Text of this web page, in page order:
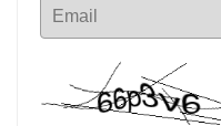
Email